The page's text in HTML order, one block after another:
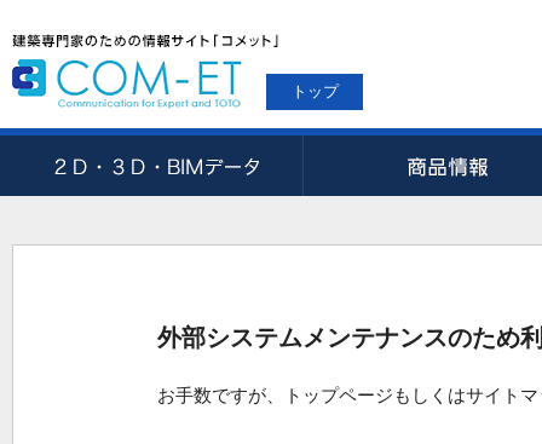
トップ
外部システムメンテナンスのため
お手数ですが、トップページもしくはサイト